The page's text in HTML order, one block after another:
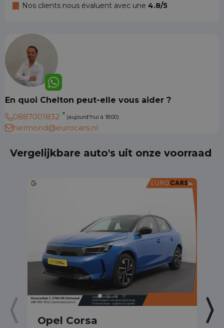
Nos clients nous évaluent avec une 4.8/5
En quoi Chelton peut-elle vous aider ?
0887001832
(aujourd'hui à 18:00)
helmond@eurocars.nl
Vergelijkbare auto's uit onze voorraad
Opel Corsa